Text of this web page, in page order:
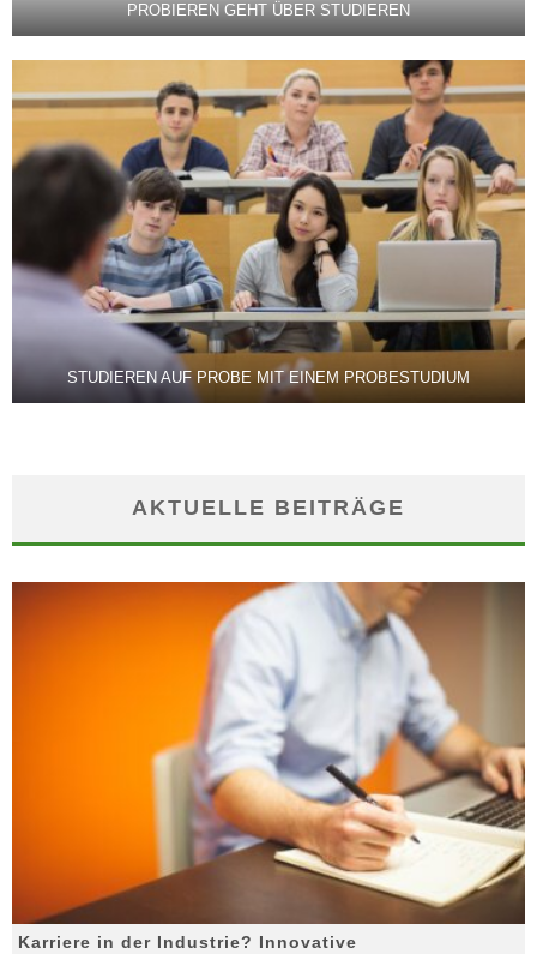
PROBIEREN GEHT ÜBER STUDIEREN
STUDIEREN AUF PROBE MIT EINEM PROBESTUDIUM
AKTUELLE BEITRÄGE
Karriere in der Industrie? Innovative